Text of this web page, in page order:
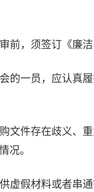
前，须签订《廉洁
的一员，应认真
文件存在歧义、
况。
虚假材料或者串